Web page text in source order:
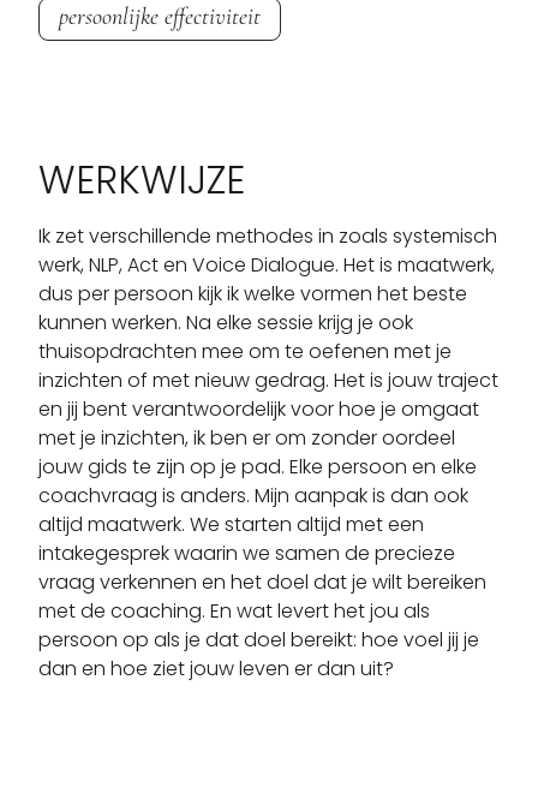
persoonlijke effectiviteit
WERKWIJZE
Ik zet verschillende methodes in zoals systemisch
werk, NLP, Act en Voice Dialogue. Het is maatwerk,
dus per persoon kijk ik welke vormen het beste
kunnen werken. Na elke sessie krijg je ook
thuisopdrachten mee om te oefenen met je
inzichten of met nieuw gedrag. Het is jouw traject
en jij bent verantwoordelijk voor hoe je omgaat
met je inzichten, ik ben er om zonder oordeel
jouw gids te zijn op je pad. Elke persoon en elke
coachvraag is anders. Mijn aanpak is dan ook
altijd maatwerk. We starten altijd met een
intakegesprek waarin we samen de precieze
vraag verkennen en het doel dat je wilt bereiken
met de coaching. En wat levert het jou als
persoon op als je dat doel bereikt: hoe voel jij je
dan en hoe ziet jouw leven er dan uit?